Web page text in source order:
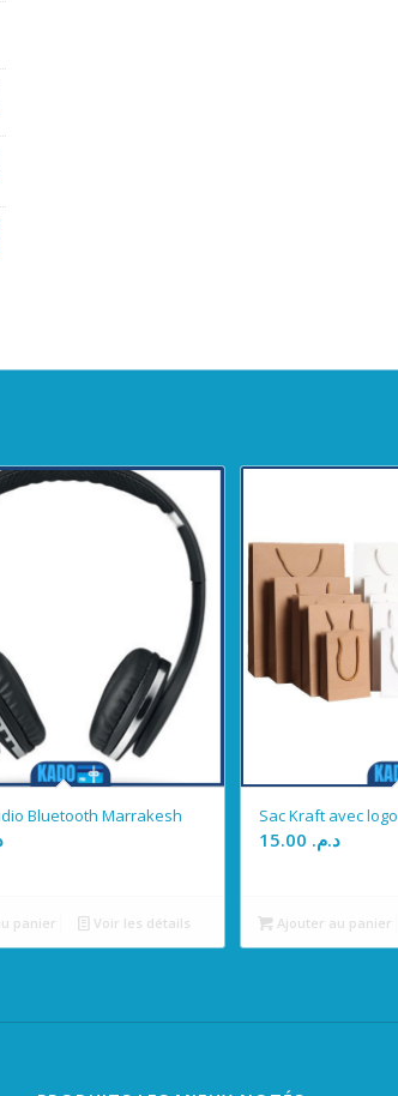
Bluetooth Marrakesh
panier Voir les détails
Sac Kraft avec logo
د.م.
Ajouter au panier